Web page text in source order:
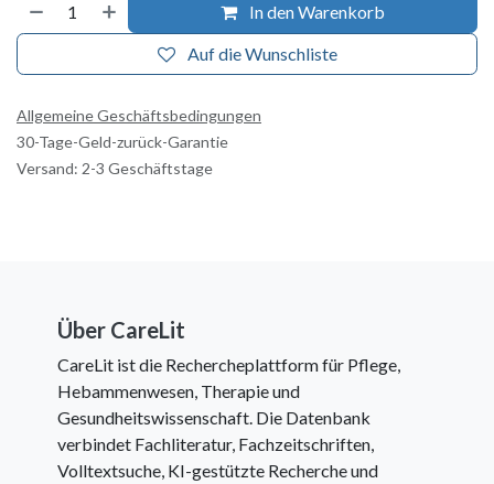
In den Warenkorb
Auf die Wunschliste
Allgemeine Geschäftsbedingungen
30-Tage-Geld-zurück-Garantie
Versand: 2-3 Geschäftstage
Über CareLit
CareLit ist die Rechercheplattform für Pflege,
Hebammenwesen, Therapie und
Gesundheitswissenschaft. Die Datenbank
verbindet Fachliteratur, Fachzeitschriften,
Volltextsuche, KI-gestützte Recherche und